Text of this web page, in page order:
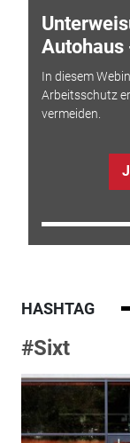
Autohaus
In diesem
Arbeitsschutz
vermeiden.
HASHTAG
#Sixt